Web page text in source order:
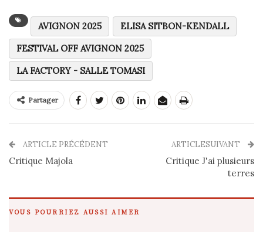
AVIGNON 2025
ELISA SITBON-KENDALL
FESTIVAL OFF AVIGNON 2025
LA FACTORY - SALLE TOMASI
Partager
ARTICLE PRÉCÉDENT
Critique Majola
ARTICLESUIVANT
Critique J'ai plusieurs
terres
VOUS POURRIEZ AUSSI AIMER